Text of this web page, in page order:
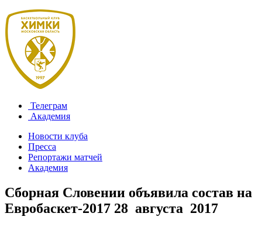
Телеграм
Академия
Новости клуба
Пресса
Репортажи матчей
Академия
Сборная Словении объявила состав на
Евробаскет-2017 28 августа 2017